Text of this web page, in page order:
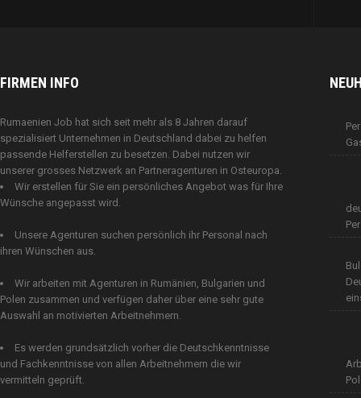
FIRMEN INFO
Rumaenien Job hat sich seit mehr als 8 Jahren darauf
spezialisiert Unternehmen in Deutschland dabei zu helfen
passende Helferstellen zu besetzen. Dabei nutzen wir
unserer grosses Netzwerk an Partneragenturen in Osteuropa.
Wir erstellen für Sie ein persönliches Angebot was für Ihre
Wünsche angepasst wird.
Unsere Agenturen suchen persönlich ihr Personal nach
ihren Wünschen aus.
Wir arbeiten mit Agenturen in Rumänien, Bulgarien und
Polen zusammen und verfügen daher über eine sehr gute
Auswahl an motivierten Arbeitnehmern.
Es werden grundsätzlich vorher die Deutschkenntnisse
und Fachkenntnisse von allen Arbeitnehmern die wir
vermitteln geprüft.